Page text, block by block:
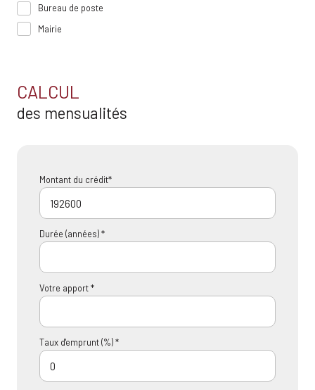
Bureau de poste
Mairie
CALCUL
des mensualités
Montant du crédit*
Durée (années) *
Votre apport *
Taux d'emprunt (%) *